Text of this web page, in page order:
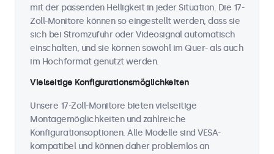
mit der passenden Helligkeit in jeder Situation. Die 17-
Zoll-Monitore können so eingestellt werden, dass sie
sich bei Stromzufuhr oder Videosignal automatisch
einschalten, und sie können sowohl im Quer- als auch
im Hochformat genutzt werden.
Vielseitige Konfigurationsmöglichkeiten
Unsere 17-Zoll-Monitore bieten vielseitige
Montagemöglichkeiten und zahlreiche
Konfigurationsoptionen. Alle Modelle sind VESA-
kompatibel und können daher problemlos an